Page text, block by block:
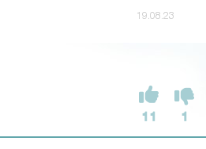
19.08.23
11 1